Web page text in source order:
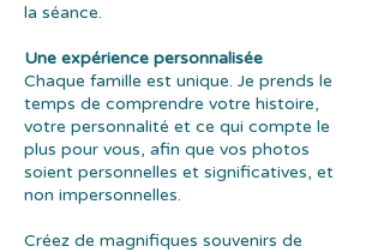
la séance.
Une expérience personnalisée
Chaque famille est unique. Je prends le
temps de comprendre votre histoire,
votre personnalité et ce qui compte le
plus pour vous, afin que vos photos
soient personnelles et significatives, et
non impersonnelles.
Créez de magnifiques souvenirs de